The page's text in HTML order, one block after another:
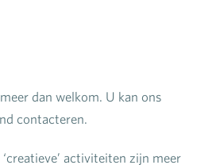
dan welkom. U kan ons
contacteren.
activiteiten zijn meer